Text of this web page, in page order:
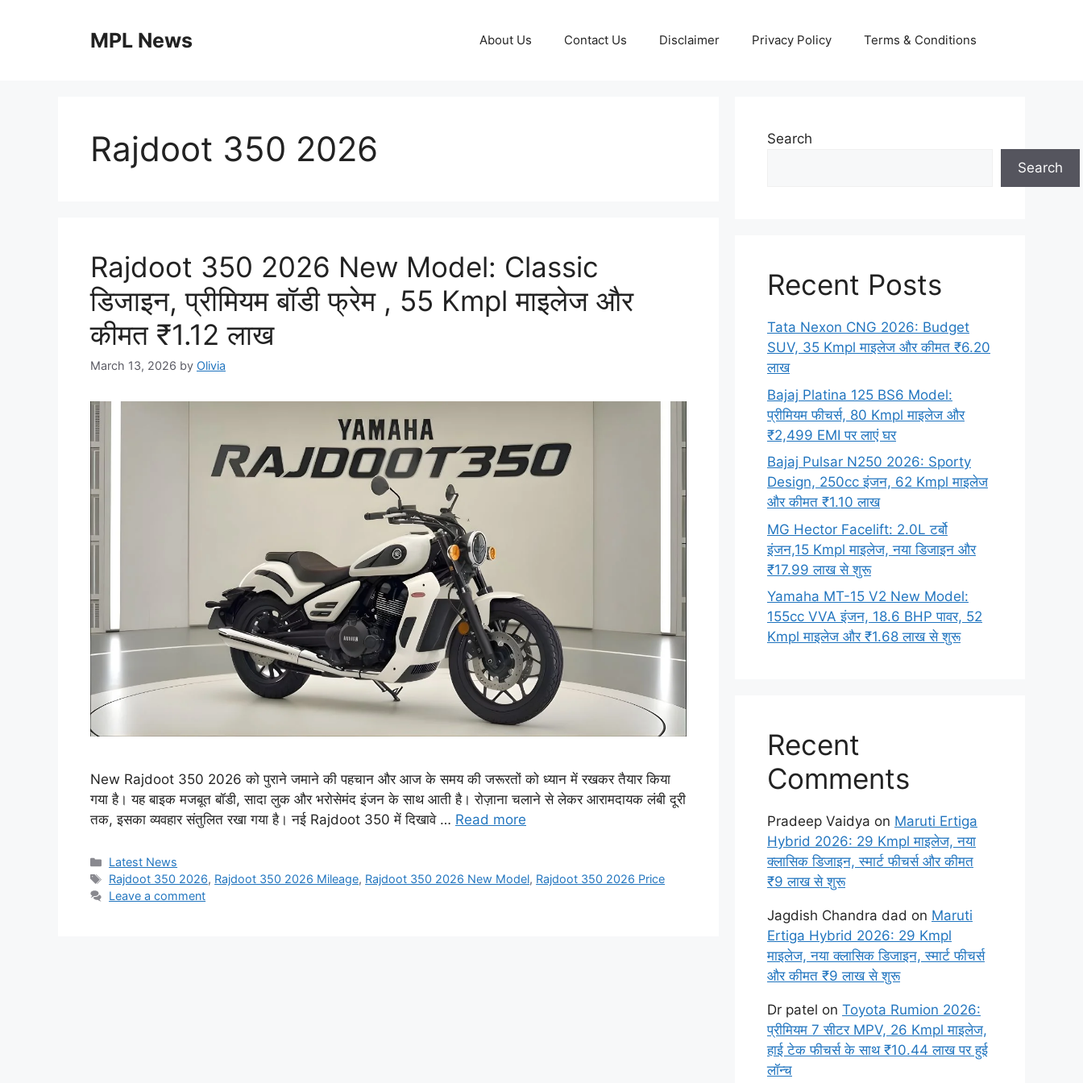
MPL News About Us Contact Us Disclaimer Privacy Policy Terms & Conditions
Rajdoot 350 2026
Rajdoot 350 2026 New Model: Classic
डिजाइन, प्रीमियम बॉडी फ्रेम , 55 Kmpl माइलेज और
कीमत ₹1.12 लाख
March 13, 2026 by Olivia
New Rajdoot 350 2026 को पुराने जमाने की पहचान और आज के समय की जरूरतों को ध्यान में रखकर तैयार किया
गया है। यह बाइक मजबूत बॉडी, सादा लुक और भरोसेमंद इंजन के साथ आती है। रोज़ाना चलाने से लेकर आरामदायक लंबी दूरी
तक, इसका व्यवहार संतुलित रखा गया है। नई Rajdoot 350 में दिखावे … Read more
Categories
Latest News
Tags
Rajdoot 350 2026, Rajdoot 350 2026 Mileage, Rajdoot 350 2026 New Model, Rajdoot 350 2026 Price
Leave a comment
Search
Search
Recent Posts
Tata Nexon CNG 2026: Budget
SUV, 35 Kmpl माइलेज और कीमत ₹6.20
लाख
Bajaj Platina 125 BS6 Model:
प्रीमियम फीचर्स, 80 Kmpl माइलेज और
₹2,499 EMI पर लाएं घर
Bajaj Pulsar N250 2026: Sporty
Design, 250cc इंजन, 62 Kmpl माइलेज
और कीमत ₹1.10 लाख
MG Hector Facelift: 2.0L टर्बो
इंजन,15 Kmpl माइलेज, नया डिजाइन और
₹17.99 लाख से शुरू
Yamaha MT-15 V2 New Model:
155cc VVA इंजन, 18.6 BHP पावर, 52
Kmpl माइलेज और ₹1.68 लाख से शुरू
Recent
Comments
Pradeep Vaidya on Maruti Ertiga
Hybrid 2026: 29 Kmpl माइलेज, नया
क्लासिक डिजाइन, स्मार्ट फीचर्स और कीमत
₹9 लाख से शुरू
Jagdish Chandra dad on Maruti
Ertiga Hybrid 2026: 29 Kmpl
माइलेज, नया क्लासिक डिजाइन, स्मार्ट फीचर्स
और कीमत ₹9 लाख से शुरू
Dr patel on Toyota Rumion 2026:
प्रीमियम 7 सीटर MPV, 26 Kmpl माइलेज,
हाई टेक फीचर्स के साथ ₹10.44 लाख पर हुई
लॉन्च